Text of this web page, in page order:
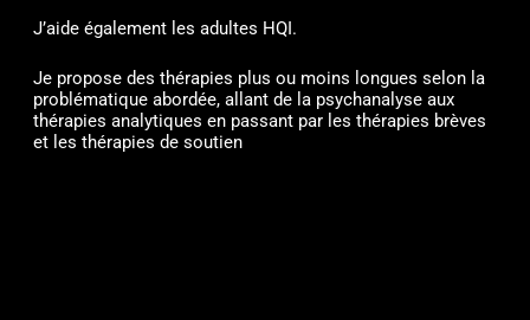
J’aide également les adultes HQI.
Je propose des thérapies plus ou moins longues selon la
problématique abordée, allant de la psychanalyse aux
thérapies analytiques en passant par les thérapies brèves
et les thérapies de soutien